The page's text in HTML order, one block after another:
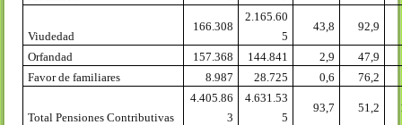
Viudedad
166.308
2.165.60
5
43,8 92,9
Orfandad 157.368 144.841 2,9
47,9
Favor de familiares
8.987 28.725 0,6 76,2
Total Pensiones Contributivas
4.405.86
3
4.631.53
5
93,7 51,2